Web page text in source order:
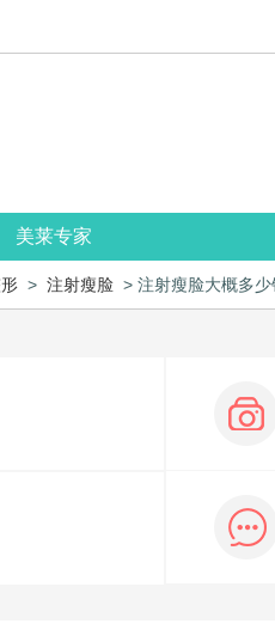
美莱专家
> 注射瘦脸 > 注射瘦脸大概多